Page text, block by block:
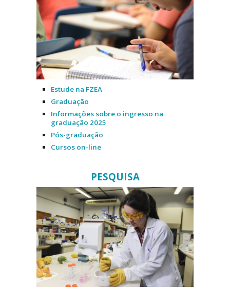
Estude na FZEA
Graduação
Informações sobre o ingresso na
graduação 2025
Pós-graduação
Cursos on-line
PESQUISA